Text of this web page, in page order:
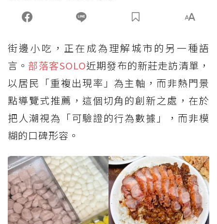
街邊小吃，正在成為理解城市的另一種語
言。 部落客SOLO近期發布的新莊走訪清單，
以居民「重複出現率」為主軸，而非熱門景
點導覽式推薦，這個切角的創新之處，在於
把人潮視為「可驗證的行為數據」，而非模
糊的口碑形容。